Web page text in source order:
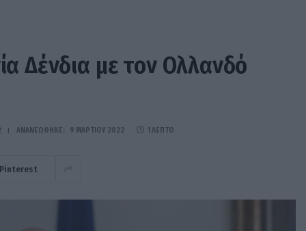
Δένδια με τον Ολλανδό
ΑΝΑΝΕΏΘΗΚΕ: 9 ΜΑΡΤΊΟΥ 2022 1 ΛΕΠΤΌ
Pinterest